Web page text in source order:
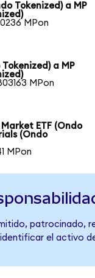
Tokenized) a MP
MPon
Tokenized) a MP
MPon
ETF (Ondo
(Ondo
MPon
patrocinado,
el activo